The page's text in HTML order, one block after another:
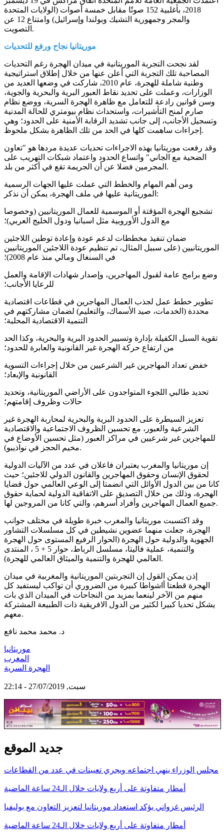
2018، بأغلبية 152 صوتًا مقابل خمسة أصوات (الولايات المتحدة
والمجر وجمهورية التشيك وبولندا وإسرائيل) وامتناع 12 عن
التصويت.
موريتانيا نجاح ورفع للتحديات
لقد نجحت التجربة الموريتانية في ميدان الهجرة رغم التحديات
المصاحبة تلك التجربة التي أعلن عنها من خلال إطلاق استراتيجية
وطنية شاملة للهجرة، عام 2010، شاركت في وضعها العديد من
الوزارات، وعملت على تحديد نقاط العبور البرية والبحرية والجوية،
وسن قوانين رادعة للتعامل مع ظاهرة الهجرة السرية، ووضع نظام
صارم لمنح التأشيرات، واستحداث نظام بيومتري للحالة المدنية
وتسجيل الأجانب، إلى جانب تشديد الرقابة الأمنية على الحدود؛ وهي
إجراءات ساهمت كلها في الحد من تلك الظاهرة بشكل ملحوظ.
وقد رفعت موريتانيا بهذه الاجراءات تحديات عديدة مردها هو "تعاون
الضحية مع الجاني" واتساع الحدود واعتماد شبكات التهريب على
المجرمين فضلا عن أن الجريمة تقع في أكثر من بلد.
ومن أهم المهام والخطط التي عملت عليها الجهات الرسمية
الموريتانية عليها في ملف الهجرة، يمكن أن نذكر:
تشجيع الهجرة المؤقتة أو الموسمية للعمال الموريتانيين (وخصوصا
مع الدول الأوروبية مثل اسبانيا ودول الخليج العربي)؛
ضمان تنفيذ مخططات لدعم عودة وإعادة توطين اللاجئين
الموريتانيين (على سبيل المثال، تم تنظيم عودة اللاجئين الموريتانيين
في السنغال ومالي منذ عام 2008)؛
وضع برامج عامة لقبول المهاجرين، وإصدار شهادات الإقامة والعمل
للرعايا الأجانب؛
تطوير خطط عمل لجذب العمال المهاجرين في قطاعات اقتصادية
محددة (الخدمات، صيد الأسماك، والتعليم) لضمان مشاركتهم في
التنمية الاقتصادية المحلية؛
تقوية السبل الكفيلة بإدارة وتسيير الحدود البرية والبحرية، وكذا الحد
من ارتفاع حركة الهجرة غير القانونية والعابرة للحدود؛
خفض تعداد المهاجرين غير الشرعيين من خلال إجراءات التسوية
القانونية والإبعاد؛
تحديد طالبي اللجوء المتواجدون على الأراضي الموريتانية، وتحديد
حالات وظروف إقامتهم؛
تعزيز السيطرة على الحدود البرية والبحرية لمحاربة الهجرة غير
الشرعية والعبور، مع تحسين الظروف الاجتماعية والاقتصادية
للمهاجرين غير شرعيين في مراكز العبور (مثل تحسين الأوضاع في
مخيم الحجز في نواذيبو).
إن موريتانيا والمغرب يعتبران فاعلان في عدد من الآليات الدولية
لحقوق الإنسان وحقوق المهاجرين والقانون الدولي للاجئين؛ حيث
كانا من بين الدول الأوائل التي انضمتا إلى الوعي العالمي حول قضايا
الهجرة، وذلك من خلال التصديق على الاتفاقية الدولية لحماية حقوق
جميع العمال المهاجرين وأفراد أسرهم، والتي كانا من المروجين لها.
وقد اكتسبت موريتانيا والمغرب خبرة طويلة في مختلف جوانب
الهجرة، جعلت منهما عضوين نشيطين في كل مسلسلات التشاور
الجهوية والدولية حول الهجرة (الحوار الرفيع المستوى حول الهجرة
والتنمية، عملية فاليتا، مسلسل الرباط، حوار 5 + 5 ، المنتدى
العالمي للهجرة والتنمية والميثاق العالمي للهجرة).
إذن يمكن القول إن التجربتين الموريتانية والمغربية في ميدان
الهجرة قطعتا أاشواطا كبيرة من الضروري أن تواكب ليستفيد كل
منهم من الآخر لينعما بمزيد من النجاحات في الميدان الذي بات
يشكل تحديا كبيرا لكثير من الدول الافريقية ذات الطبيعة المشتركة
معهم.
د. محمد محمد نافع
موريتانيا
المغرب
الهجرة السرية
سبت, 27/07/2019 - 22:14
جديد الموقع
مجلس الوزراء ينهي اجتماعه ويجري تعيينات في عدد من القطاعات
أمطار متفاوتة على أربع ولايات خلال الـ24 ساعة الماضية
الرئيس غزواني يؤكد استعداد موريتانيا لتعزيز التعاون مع بوليفيا
أمطار متفاوتة على أربع ولايات خلال الـ24 ساعة الماضية